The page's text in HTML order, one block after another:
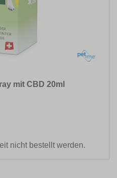
mit CBD 20ml
nicht bestellt werden.